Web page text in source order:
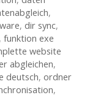
,
, dir sync,
, funktion exe
website
abgleichen,
deutsch, ordner
,